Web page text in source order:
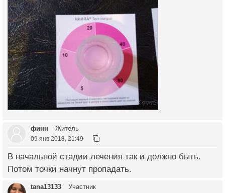
финн Житель
09 янв 2018, 21:49
В начальной стадии лечения так и должно быть.
Потом точки начнут пропадать.
tana13133 Участник